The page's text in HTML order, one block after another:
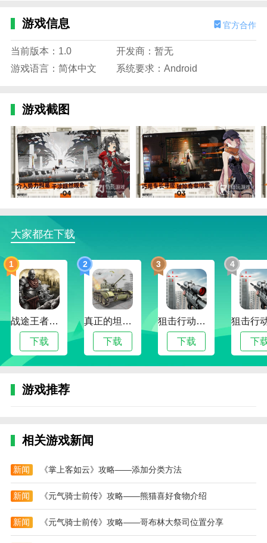
3.有很多英雄可以抽奖，上线可以获得很多抽奖券。
游戏功能
1.在游戏中，玩家可以自由控制自己的角色移动来攻击
敌人。
常关键。
3、带给你最好的冒险游戏，各种武器装备一应俱全。
4.玩家将在这个世界中面临各种各样的挑战。他们需要
与来自不同世界的怪物、灾难和许多黑暗势力打交道，
从而捍卫和平。一路上他们还会遇到许多强大的人物。
这些角色在各自的领域拥有超级强大的能力，并以超级
5.游戏将带给你从未有过的新奇体验，还有很多快乐的
边肖评估
1.各种新的冒险模块，完成对疯狂世界的探索，绘制漫
画中的二维人物，并完成高难度的新探索风格。游戏的
奖励非常多样，还有更高难度的战斗系统。自己来试试
吧。
2.这里有许多次要角色，每个角色都有自己的操作属
的阵容来展开激动人心的战斗，并为自己创造更多可能
3.放置游戏般的操作，开启专属乐趣，享受不同的冒
游戏信息 官方合作
当前版本：1.0
开发商：暂无
游戏语言：简体中文
系统要求：Android
游戏截图
大家都在下载
1
战途王者最新版
下载
2
真正的坦克大战
下载
3
狙击行动代号猎鹰最新版
下载
4
下
游戏推荐
相关游戏新闻
新闻 《掌上客如云》攻略——添加分类方法
新闻 《元气骑士前传》攻略——熊猫喜好食物介绍
新闻 《元气骑士前传》攻略——哥布林大祭司位置分享